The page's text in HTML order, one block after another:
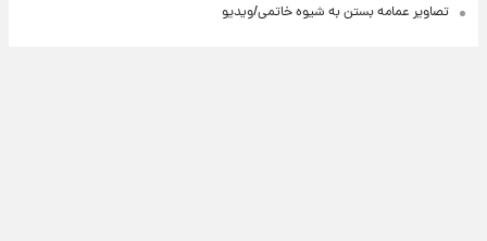
تصاویر عمامه بستن به شیوه خاتمی/ویدیو